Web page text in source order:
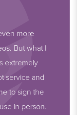
more
But what I
extremely
service and
to sign the
in person.